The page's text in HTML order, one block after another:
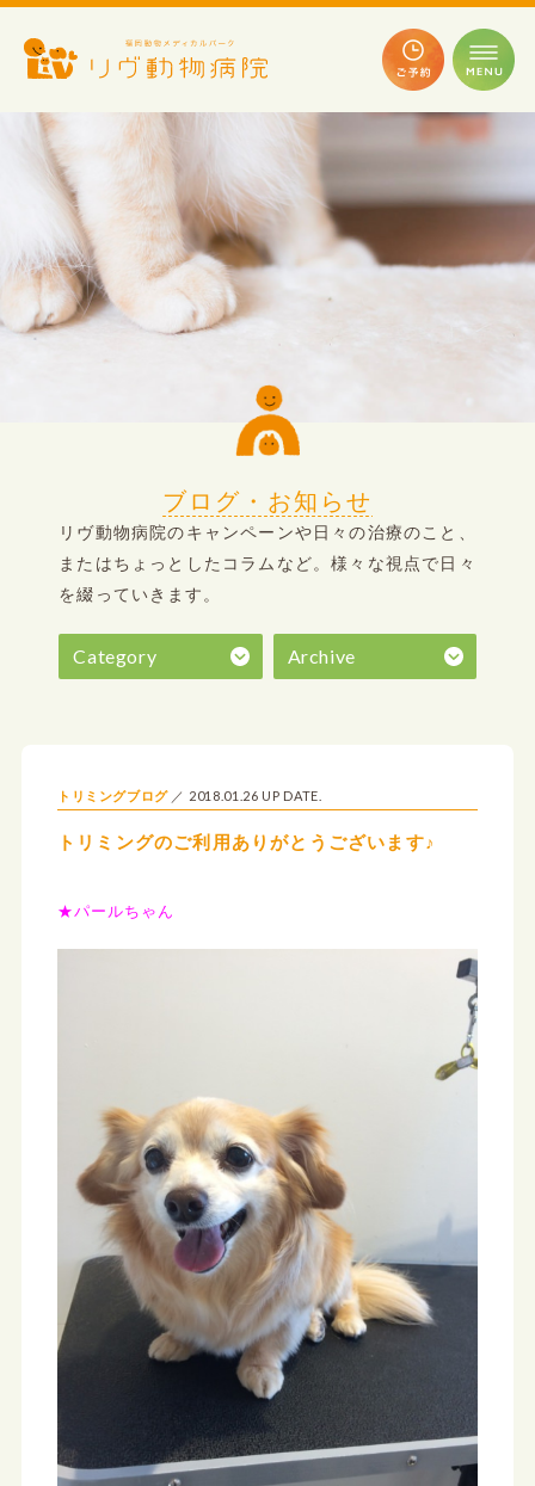
ブログ・お知らせ
リヴ動物病院のキャンペーンや日々の治療のこと、
またはちょっとしたコラムなど。様々な視点で日々
を綴っていきます。
Category Archive
トリミングのご利用ありがとうございます♪
トリミングブログ 2018.01.26 UP DATE.
★パールちゃん